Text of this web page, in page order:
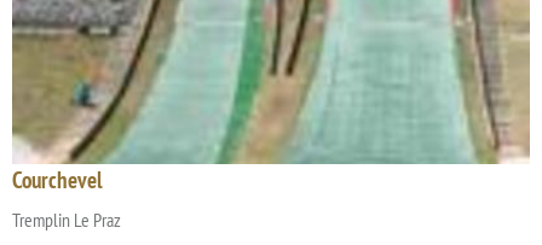
Courchevel
Tremplin Le Praz